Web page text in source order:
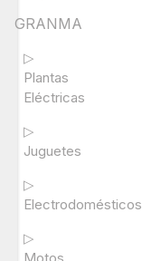
GRANMA
▷
Plantas
Eléctricas
▷
Juguetes
▷
Electrodomésticos
▷
Motos